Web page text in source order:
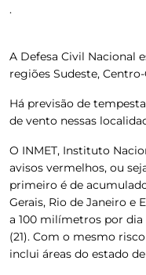
.
A Defesa Civil Nacional
regiões Sudeste,
Há previsão de
de vento nessas
O INMET, Instituto
avisos vermelhos, ou
primeiro é de
Gerais, Rio de Janeiro
a 100 milímetros por dia
(21). Com o mesmo
inclui áreas do estado